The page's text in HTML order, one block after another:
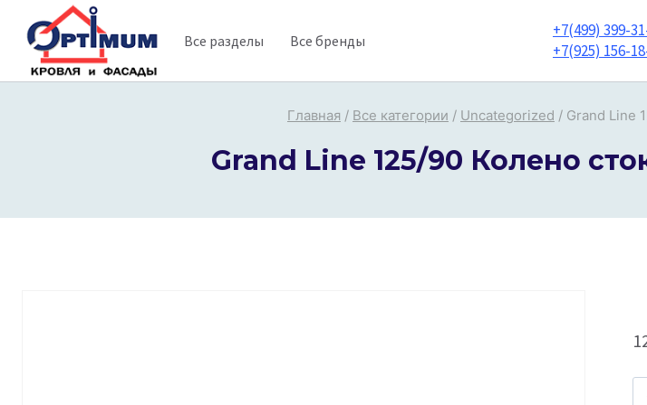
содержимому
Все разделы Все бренды
+7(499) 399-
+7(925) 156-
Главная / Все категории / Uncategorized / Grand Line
Grand Line 125/90 Колено